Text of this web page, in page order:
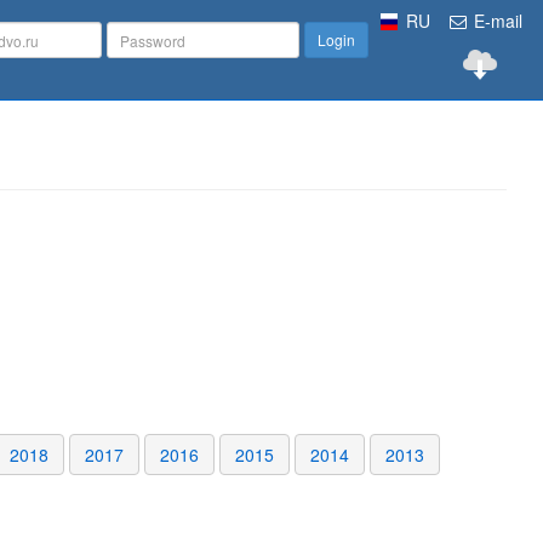
E-mail
RU
Login
2018 2017 2016 2015 2014
2013